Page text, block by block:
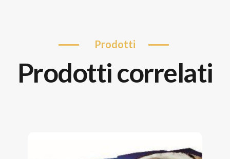
prodotti
prodotti correlati